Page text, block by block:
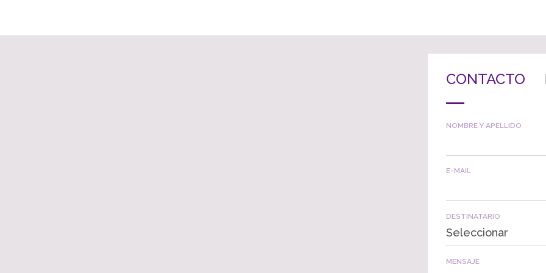
CONTACTO
NOMBRE Y APELLIDO
E-MAIL
DESTINATARIO
Seleccionar
MENSAJE